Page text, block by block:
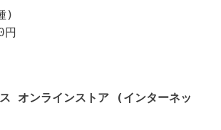
)
オンラインストア (インターネッ